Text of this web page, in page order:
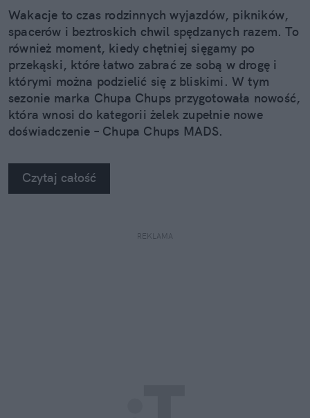
Wakacje to czas rodzinnych wyjazdów, pikników,
spacerów i beztroskich chwil spędzanych razem. To
również moment, kiedy chętniej sięgamy po
przekąski, które łatwo zabrać ze sobą w drogę i
którymi można podzielić się z bliskimi. W tym
sezonie marka Chupa Chups przygotowała nowość,
która wnosi do kategorii żelek zupełnie nowe
doświadczenie – Chupa Chups MADS.
Czytaj całość
REKLAMA